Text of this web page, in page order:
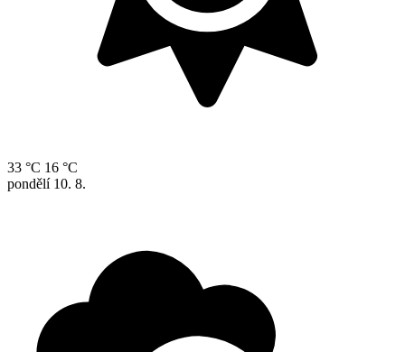
33 °C 16 °C
pondělí 10. 8.